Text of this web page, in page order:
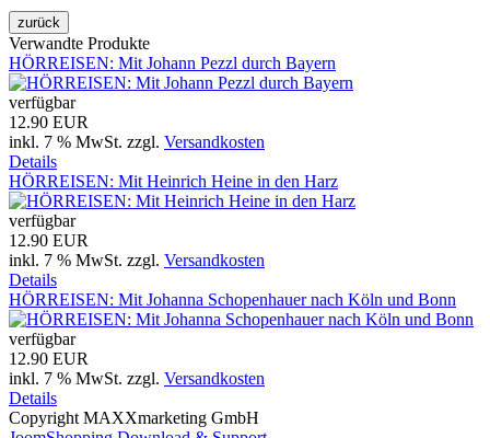
Verwandte Produkte
HÖRREISEN: Mit Johann Pezzl durch Bayern
verfügbar
12.90 EUR
inkl. 7 % MwSt. zzgl. Versandkosten
Details
HÖRREISEN: Mit Heinrich Heine in den Harz
verfügbar
12.90 EUR
inkl. 7 % MwSt. zzgl. Versandkosten
Details
HÖRREISEN: Mit Johanna Schopenhauer nach Köln und Bonn
verfügbar
12.90 EUR
inkl. 7 % MwSt. zzgl. Versandkosten
Details
Copyright MAXXmarketing GmbH